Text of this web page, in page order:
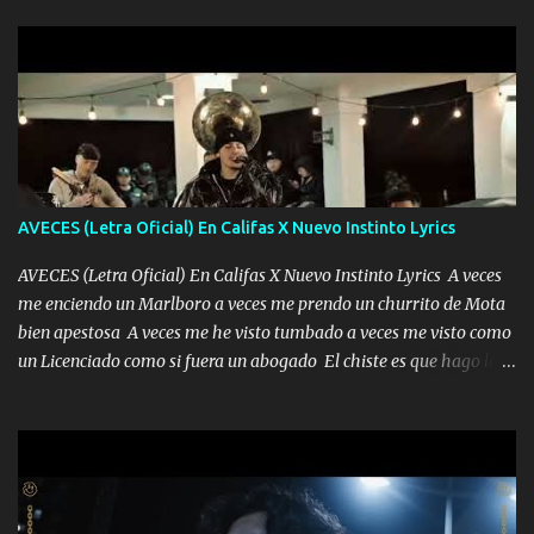
AVECES (Letra Oficial) En Califas X Nuevo Instinto Lyrics
AVECES (Letra Oficial) En Califas X Nuevo Instinto Lyrics A veces
me enciendo un Marlboro a veces me prendo un churrito de Mota
bien apestosa A veces me he visto tumbado a veces me visto como
un Licenciado como si fuera un abogado El chiste es que hago lo
corriente no quieren verte subir de level trucha mis plebes Música
A veces me pongo un sombrero a veces me ven la cachucha de lado